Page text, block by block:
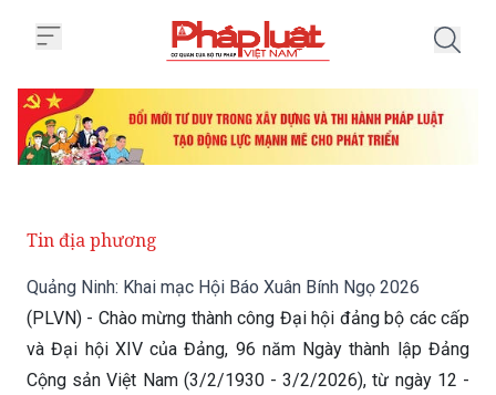
Tin địa phương
Quảng Ninh: Khai mạc Hội Báo Xuân Bính Ngọ 2026
(PLVN) - Chào mừng thành công Đại hội đảng bộ các cấp
và Đại hội XIV của Đảng, 96 năm Ngày thành lập Đảng
Cộng sản Việt Nam (3/2/1930 - 3/2/2026), từ ngày 12 -